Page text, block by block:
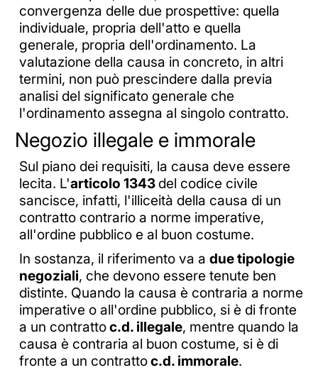
convergenza delle due prospettive: quella
individuale, propria dell'atto e quella
generale, propria dell'ordinamento. La
valutazione della causa in concreto, in altri
termini, non può prescindere dalla previa
analisi del significato generale che
l'ordinamento assegna al singolo contratto.
Negozio illegale e immorale
Sul piano dei requisiti, la causa deve essere
lecita. L'articolo 1343 del codice civile
sancisce, infatti, l'illiceità della causa di un
contratto contrario a norme imperative,
all'ordine pubblico e al buon costume.
In sostanza, il riferimento va a due tipologie
negoziali, che devono essere tenute ben
distinte. Quando la causa è contraria a norme
imperative o all'ordine pubblico, si è di fronte
a un contrattoc.d. illegale, mentre quando la
causa è contraria al buon costume, si è di
fronte a un contrattoc.d. immorale.